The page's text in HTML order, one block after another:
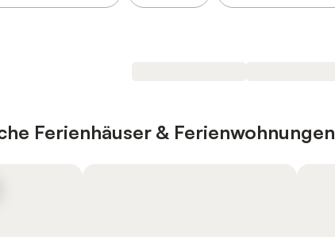
Ferienhäuser & Ferienwohnungen